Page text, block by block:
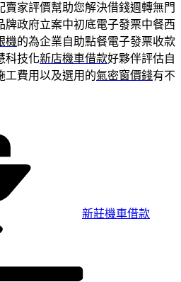
賣家評價幫助您解決借錢週轉無門
牌政府立案中初底電子發票中餐西
機的為企業自助點餐電子發票收款
科技化新店機車借款好夥伴評估自
工費用以及選用的氣密窗價錢有不
新莊機車借款